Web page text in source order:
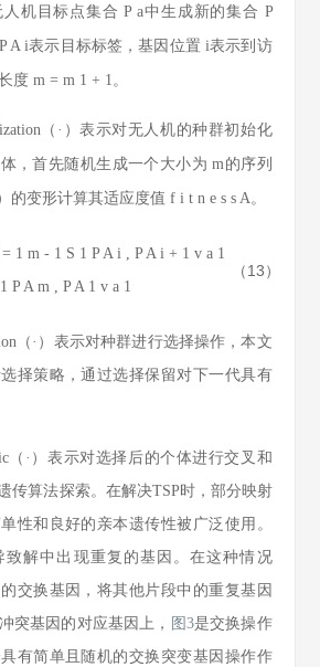
机目标点集合 P a中生成新的集合 P
P A i表示目标标签，基因位置 i表示到访
度 m = m 1 + 1。
（·）表示对无人机的种群初始化
，首先随机生成一个大小为 m的序列
的变形计算其适应度值 f i t n e s s A。
= 1 m - 1 S 1 P A i , P A i + 1 v a 1
1 P A m , P A 1 v a 1
（13）
（·）表示对种群进行选择操作，本文
择策略，通过选择保留对下一代具有
（·）表示对选择后的个体进行交叉和
传算法探索。在解决TSP时，部分映射
性和良好的亲本遗传性被广泛使用。
致解中出现重复的基因。在这种情况
交换基因，将其他片段中的重复基因
突基因的对应基因上， 图3是交换操作
有简单且随机的交换突变基因操作作